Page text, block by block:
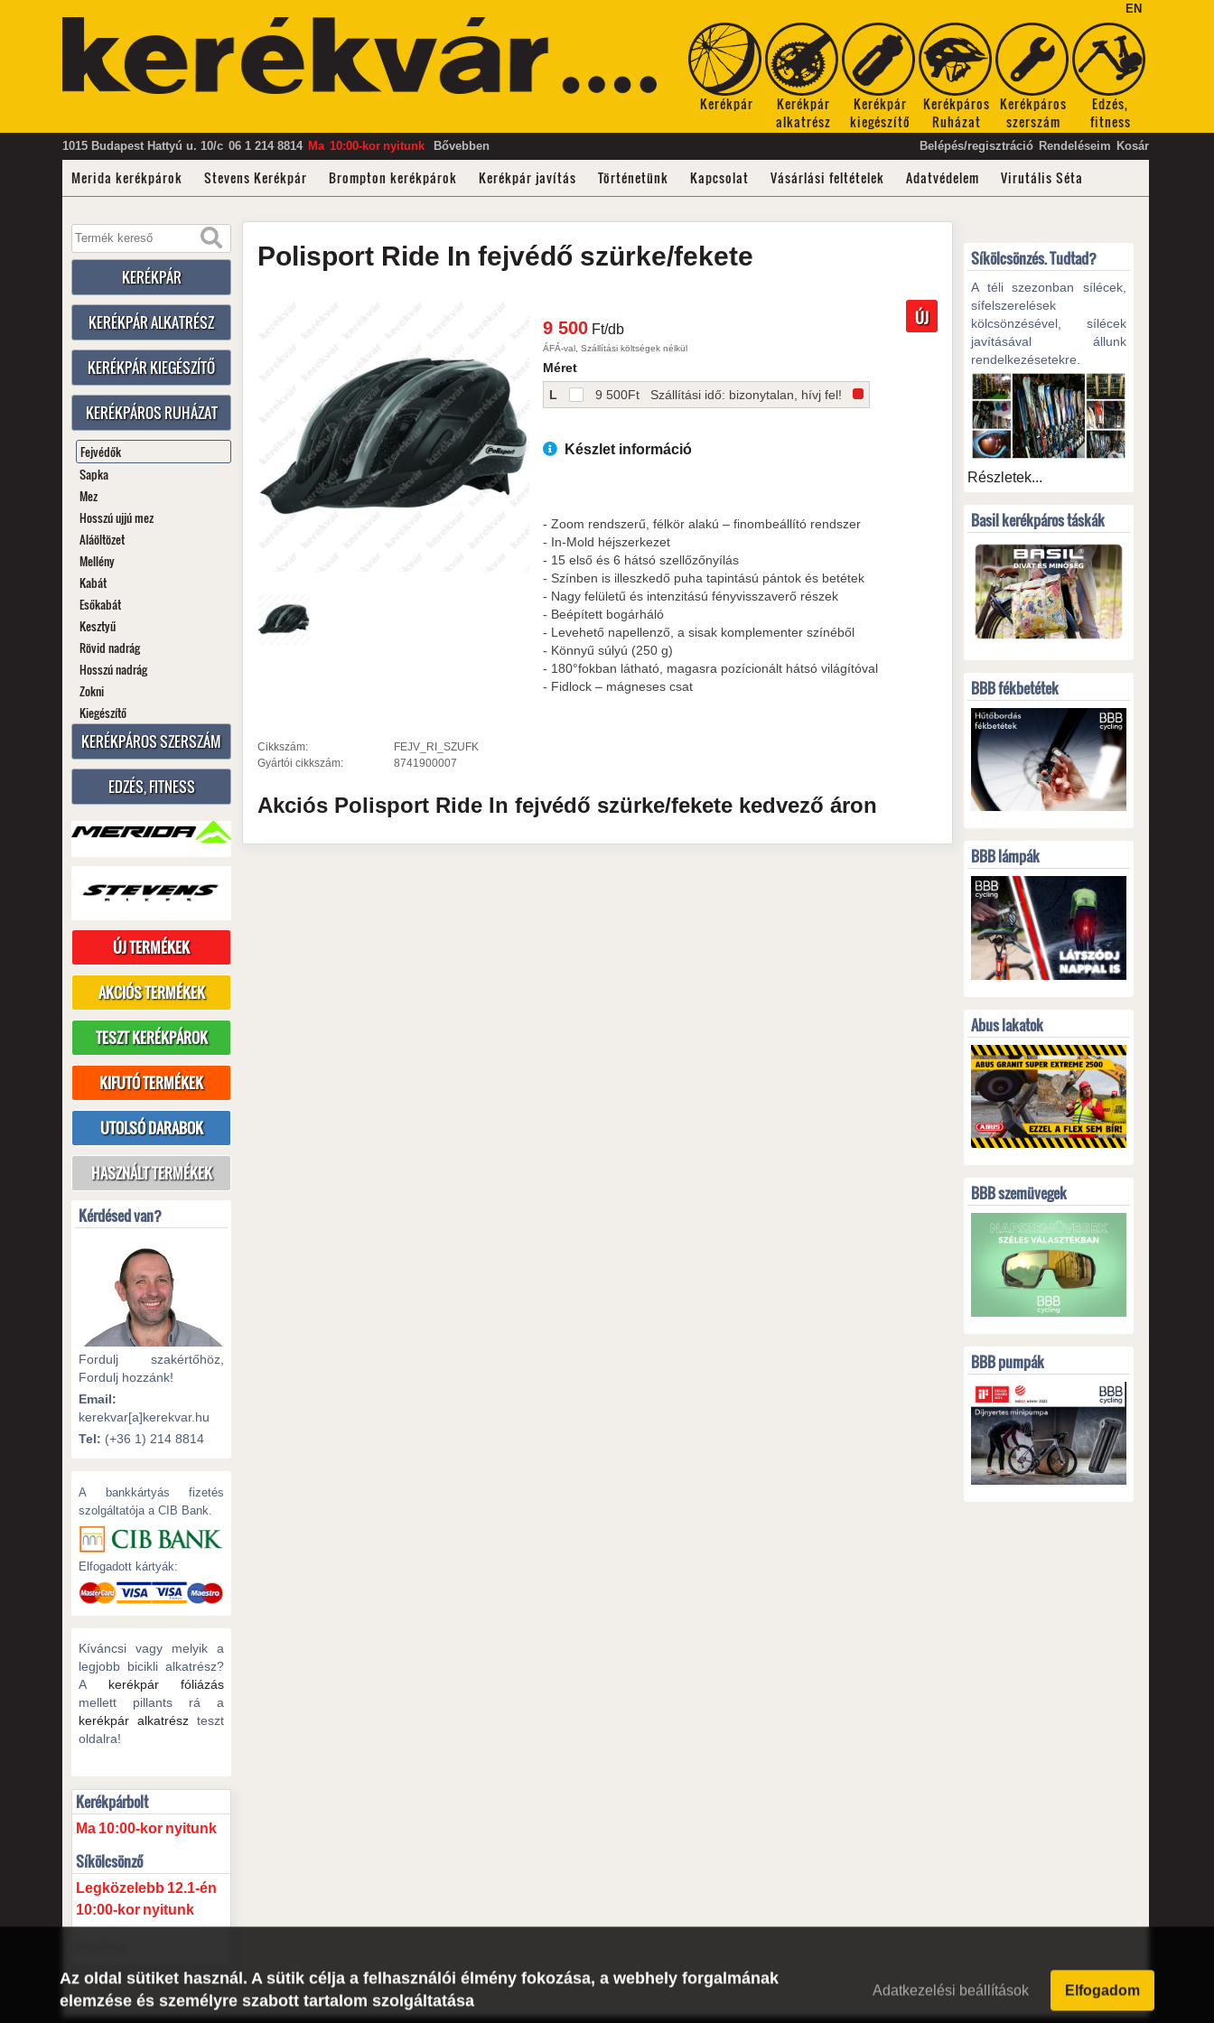
EN
Kerékpár
Kerékpár
alkatrész
Kerékpár
kiegészítő
Kerékpáros
Ruházat
Kerékpáros
szerszám
Edzés,
fitness
1015 Budapest Hattyú u. 10/c 06 1 214 8814 Ma 10:00-kor nyitunk Bővebben Belépés/regisztráció Rendeléseim Kosár
Merida kerékpárok Stevens Kerékpár Brompton kerékpárok Kerékpár javítás Történetünk Kapcsolat Vásárlási feltételek Adatvédelem Virutális Séta
KERÉKPÁR
KERÉKPÁR ALKATRÉSZ
KERÉKPÁR KIEGÉSZÍTŐ
KERÉKPÁROS RUHÁZAT
Fejvédők
Sapka
Mez
Hosszú ujjú mez
Aláöltözet
Mellény
Kabát
Esőkabát
Kesztyű
Rövid nadrág
Hosszú nadrág
Zokni
Kiegészítő
KERÉKPÁROS SZERSZÁM
EDZÉS, FITNESS
ÚJ TERMÉKEK
AKCIÓS TERMÉKEK
TESZT KERÉKPÁROK
KIFUTÓ TERMÉKEK
UTOLSÓ DARABOK
HASZNÁLT TERMÉKEK
Kérdésed van?
Fordulj szakértőhöz,
Fordulj hozzánk!
Email:
kerekvar[a]kerekvar.hu
Tel: (+36 1) 214 8814
A bankkártyás fizetés
szolgáltatója a CIB Bank.
Elfogadott kártyák:
Kíváncsi vagy melyik a
legjobb bicikli alkatrész?
A kerékpár fóliázás
mellett pillants rá a
kerékpár alkatrész teszt
oldalra!
Kerékpárbolt
Ma 10:00-kor nyitunk
Síkölcsönző
Legközelebb 12.1-én
10:00-kor nyitunk
Polisport Ride Infejvédő szürke/fekete
ÚJ
9 500 Ft/db
ÁFÁ-val, Szállítási költségek nélkül
Méret
L
9 500Ft Szállítási idő: bizonytalan, hívj fel!
Készlet információ
- Zoom rendszerű, félkör alakú – finombeállító rendszer
- In-Mold héjszerkezet
- 15 első és 6 hátsó szellőzőnyílás
- Színben is illeszkedő puha tapintású pántok és betétek
- Nagy felületű és intenzitású fényvisszaverő részek
- Beépített bogárháló
- Levehető napellenző, a sisak komplementer színéből
- Könnyű súlyú (250 g)
- 180°fokban látható, magasra pozícionált hátsó világítóval
- Fidlock – mágneses csat
Cikkszám:
FEJV_RI_SZUFK
Gyártói cikkszám:
8741900007
Akciós Polisport Ride Infejvédő szürke/fekete kedvező áron
Síkölcsönzés. Tudtad?
A téli szezonban sílécek,
sífelszerelések
kölcsönzésével, sílécek
javításával állunk
rendelkezésetekre.
Részletek...
Basil kerékpáros táskák
BBB fékbetétek
BBB lámpák
Abus lakatok
BBB szemüvegek
BBB pumpák
Az oldal sütiket használ. A sütik célja a felhasználói élmény fokozása, a webhely forgalmának
elemzése és személyre szabott tartalom szolgáltatása
Adatkezelési beállítások Elfogadom